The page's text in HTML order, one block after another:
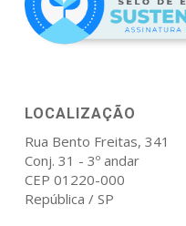
LOCALIZAÇÃO
Rua Bento Freitas, 341
Conj. 31 - 3º andar
CEP 01220-000
República / SP